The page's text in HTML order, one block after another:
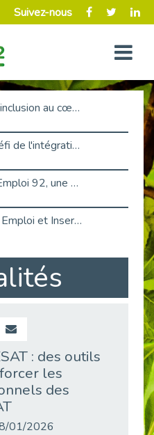
Suivez-nous
[Retour sur événement] L'inclusion au cœur de la Place de l'Emploi à La Défense !
Travailler autrement : Le défi de l'intégration des maladies chroniques en entreprise
Primark recrute avec Cap Emploi 92, une matinée couronnée de succès !
Job Dating de Colombes – Emploi et Insertion
Aborder l'entretien et la situation de handicap en toute confiance
Retour sur l’atelier « Optimiser sa recherche d’emploi »
: des outils
les
des
01/2026